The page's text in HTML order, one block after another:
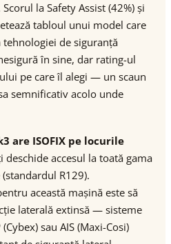
la Safety Assist (42%) și
tabloul unui model care
de siguranță
în sine, dar rating-ul
pe care îl alegi — un scaun
semnificativ acolo unde
are ISOFIX pe locurile
deschide accesul la toată gama
R129).
această mașină este să
laterală extinsă — sisteme
sau AIS (Maxi-Cosi)